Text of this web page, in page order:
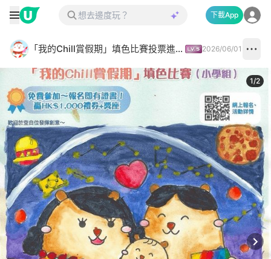
下載App
「我的Chill賞假期」填色比賽投票進行中✅ 2026/06/01
1/2